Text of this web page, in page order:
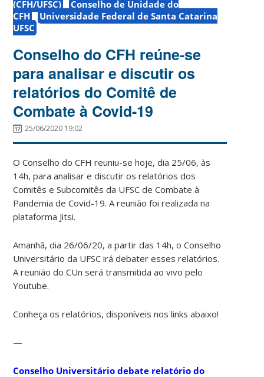
(CFH/UFSC)
Conselho de Unidade do
CFH
Universidade Federal de Santa Catarina
UFSC
Conselho do CFH reúne-se
para analisar e discutir os
relatórios do Comitê de
Combate à Covid-19
25/06/2020 19:02
O Conselho do CFH reuniu-se hoje, dia 25/06, às
14h, para analisar e discutir os relatórios dos
Comitês e Subcomitês da UFSC de Combate à
Pandemia de Covid-19. A reunião foi realizada na
plataforma Jitsi.
Amanhã, dia 26/06/20, a partir das 14h, o Conselho
Universitário da UFSC irá debater esses relatórios.
A reunião do CUn será transmitida ao vivo pelo
Youtube.
Conheça os relatórios, disponíveis nos links abaixo!
—
Conselho Universitário debate relatório do